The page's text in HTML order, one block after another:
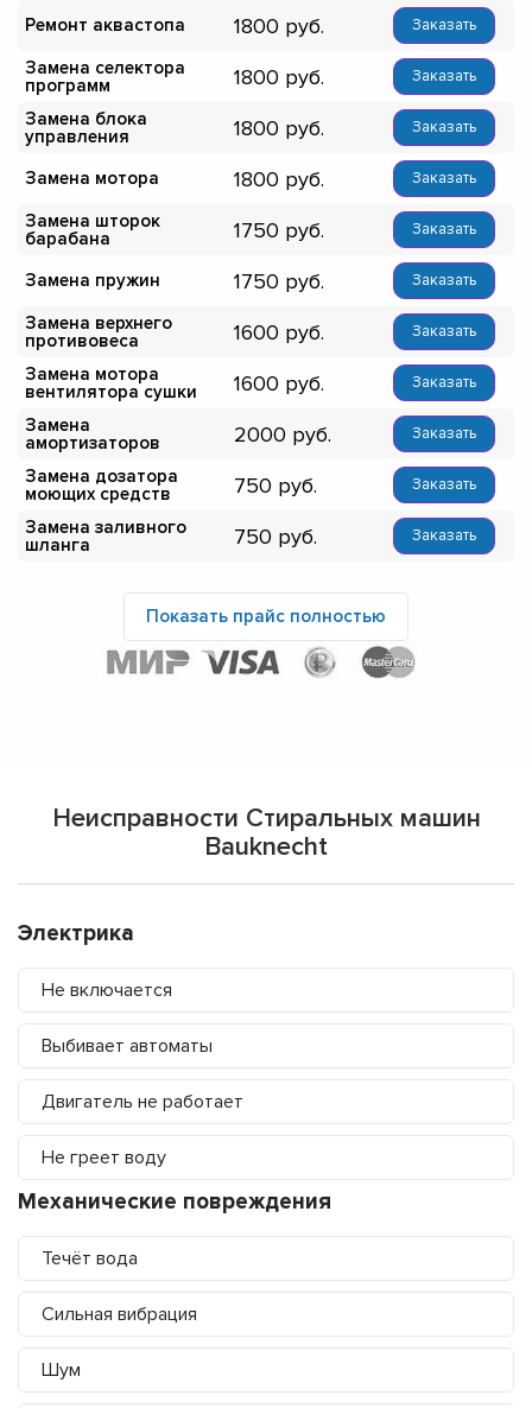
Ремонт аквастопа 1800 Заказать
Замена селектора
программ
1800 Заказать
Замена блока
управления
1800 Заказать
Замена мотора 1800 Заказать
Замена шторок
барабана
1750 Заказать
Замена пружин 1750 Заказать
Замена верхнего
противовеса
1600 Заказать
Замена мотора
вентилятора сушки
1600 Заказать
Замена
амортизаторов
2000 Заказать
Замена дозатора
моющих средств
750 Заказать
Замена заливного
шланга
750 Заказать
Показать прайс полностью
Неисправности Стиральных машин
Bauknecht
Электрика
Не включается
Выбивает автоматы
Двигатель не работает
Не греет воду
Механические повреждения
Течёт вода
Сильная вибрация
Шум